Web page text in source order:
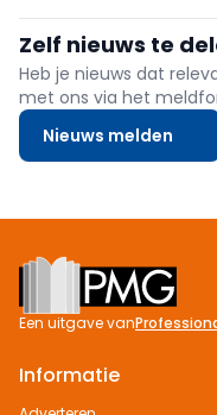
nieuwe PIR-isolatieplaten.
Zelf nieuws te
Heb je nieuws dat
met ons via het
Nieuws melden
Footer
Een uitgave van
Informatie